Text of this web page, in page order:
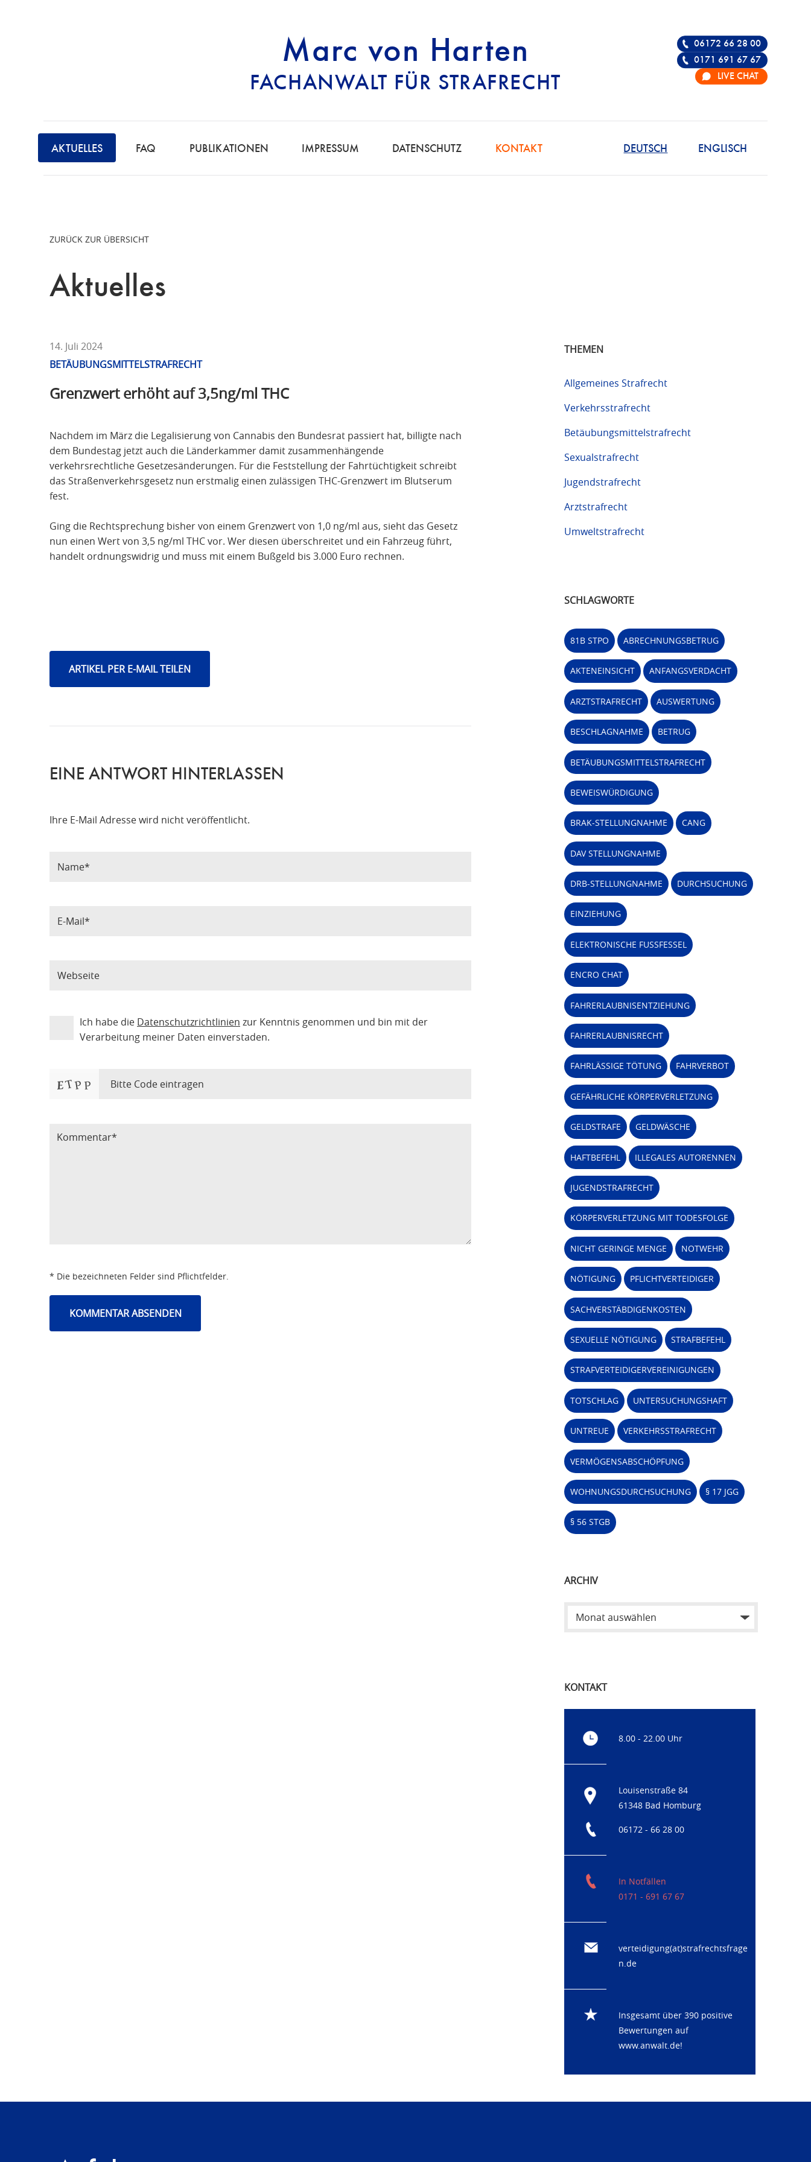
Marc von Harten
FACHANWALT FÜR STRAFRECHT
STRAFRECHT | RECHTSANWALT FÜR DIE
F
C
H
Ü
H
AKTUELLES FAQ PUBLIKATIONEN IMPRESSUM DATENSCHUTZ KONTAKT ENGLISCH
DEUTSCH
06172 66 28 00
0171 691 67 67
LIVE CHAT
ZURÜCK ZUR ÜBERSICHT
Aktuelles
14. Juli 2024
BETÄUBUNGSMITTELSTRAFRECHT
Grenzwert erhöht auf 3,5ng/ml THC
Nachdem im März die Legalisierung von Cannabis den Bundesrat passiert hat, billigte nach
dem Bundestag jetzt auch die Länderkammer damit zusammenhängende
verkehrsrechtliche Gesetzesänderungen. Für die Feststellung der Fahrtüchtigkeit schreibt
das Straßenverkehrsgesetz nun erstmalig einen zulässigen THC-Grenzwert im Blutserum
fest.
Ging die Rechtsprechung bisher von einem Grenzwert von 1,0 ng/ml aus, sieht das Gesetz
nun einen Wert von 3,5 ng/ml THC vor. Wer diesen überschreitet und ein Fahrzeug führt,
handelt ordnungswidrig und muss mit einem Bußgeld bis 3.000 Euro rechnen.
ARTIKEL PER E-MAIL TEILEN
EINE ANTWORT HINTERLASSEN
Ihre E-Mail Adresse wird nicht veröffentlicht.
Ich habe die Datenschutzrichtlinien zur Kenntnis genommen und bin mit der
Verarbeitung meiner Daten einverstaden.
* Die bezeichneten Felder sind Pflichtfelder.
THEMEN
Allgemeines Strafrecht
Verkehrsstrafrecht
Betäubungsmittelstrafrecht
Sexualstrafrecht
Jugendstrafrecht
Arztstrafrecht
Umweltstrafrecht
SCHLAGWORTE
81B STPO ABRECHNUNGSBETRUG
AKTENEINSICHT ANFANGSVERDACHT
ARZTSTRAFRECHT AUSWERTUNG
BESCHLAGNAHME BETRUG
BETÄUBUNGSMITTELSTRAFRECHT
BEWEISWÜRDIGUNG
BRAK-STELLUNGNAHME CANG
DAV STELLUNGNAHME
DRB-STELLUNGNAHME DURCHSUCHUNG
EINZIEHUNG
ELEKTRONISCHE FUSSFESSEL
ENCRO CHAT
FAHRERLAUBNISENTZIEHUNG
FAHRERLAUBNISRECHT
FAHRLÄSSIGE TÖTUNG FAHRVERBOT
GEFÄHRLICHE KÖRPERVERLETZUNG
GELDSTRAFE GELDWÄSCHE
HAFTBEFEHL ILLEGALES AUTORENNEN
JUGENDSTRAFRECHT
KÖRPERVERLETZUNG MIT TODESFOLGE
NICHT GERINGE MENGE NOTWEHR
NÖTIGUNG PFLICHTVERTEIDIGER
SACHVERSTÄBDIGENKOSTEN
SEXUELLE NÖTIGUNG STRAFBEFEHL
STRAFVERTEIDIGERVEREINIGUNGEN
TOTSCHLAG UNTERSUCHUNGSHAFT
UNTREUE VERKEHRSSTRAFRECHT
VERMÖGENSABSCHÖPFUNG
WOHNUNGSDURCHSUCHUNG § 17 JGG
§ 56 STGB
ARCHIV
KONTAKT
8.00 - 22.00 Uhr
Louisenstraße 84
61348 Bad Homburg
06172 - 66 28 00
In Notfällen
0171 - 691 67 67
verteidigung(at)strafrechtsfrage
n.de
Insgesamt über 390 positive
Bewertungen auf
www.anwalt.de!